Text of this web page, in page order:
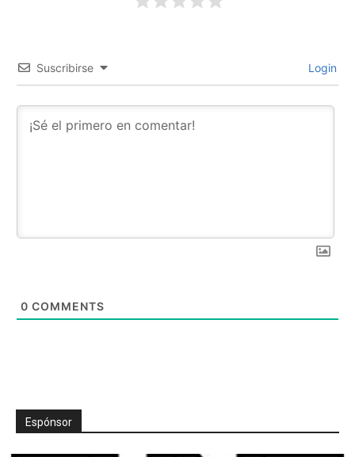
Suscribirse Login
0 COMMENTS
Espónsor